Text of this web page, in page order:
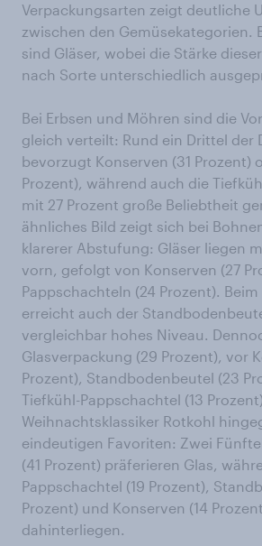
Verpackungsarten zeigt deutliche
zwischen den Gemüsekategorien.
sind Gläser, wobei die Stärke
nach Sorte unterschiedlich
Bei Erbsen und Möhren sind die
gleich verteilt: Rund ein Drittel der
bevorzugt Konserven (31 Prozent)
Prozent), während auch die
mit 27 Prozent große Beliebtheit
ähnliches Bild zeigt sich bei
klarerer Abstufung: Gläser liegen
vorn, gefolgt von Konserven (27
Pappschachteln (24 Prozent).
erreicht auch der
vergleichbar hohes Niveau.
Glasverpackung (29 Prozent), vor
Prozent), Standbodenbeutel (23
Tiefkühl-Pappschachtel (13
Weihnachtsklassiker Rotkohl
eindeutigen Favoriten: Zwei
(41 Prozent) präferieren Glas,
Pappschachtel (19 Prozent),
Prozent) und Konserven (14
dahinterliegen.